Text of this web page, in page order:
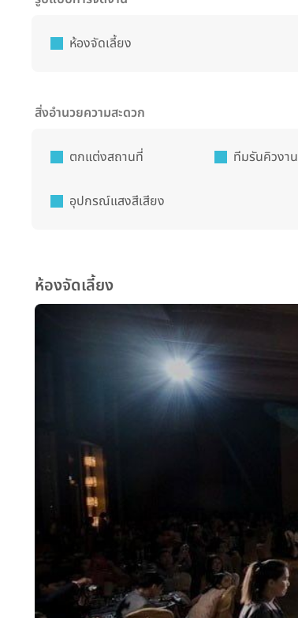
ห้องจัดเลี้ยง
สิ่งอำนวยความสะดวก
ตกแต่งสถานที่ ทีมรันคิวงาน
อุปกรณ์แสงสีเสียง
ห้องจัดเลี้ยง